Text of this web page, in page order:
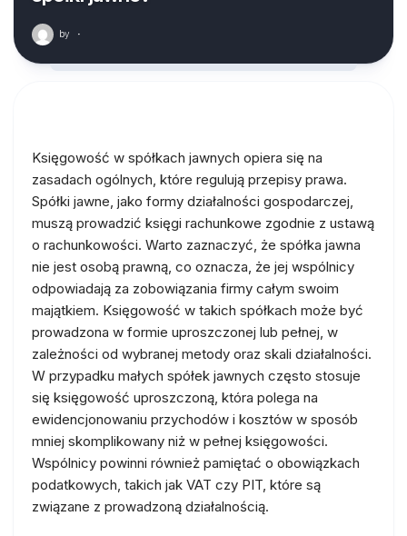
by ·
Księgowość w spółkach jawnych opiera się na
zasadach ogólnych, które regulują przepisy prawa.
Spółki jawne, jako formy działalności gospodarczej,
muszą prowadzić księgi rachunkowe zgodnie z ustawą
o rachunkowości. Warto zaznaczyć, że spółka jawna
nie jest osobą prawną, co oznacza, że jej wspólnicy
odpowiadają za zobowiązania firmy całym swoim
majątkiem. Księgowość w takich spółkach może być
prowadzona w formie uproszczonej lub pełnej, w
zależności od wybranej metody oraz skali działalności.
W przypadku małych spółek jawnych często stosuje
się księgowość uproszczoną, która polega na
ewidencjonowaniu przychodów i kosztów w sposób
mniej skomplikowany niż w pełnej księgowości.
Wspólnicy powinni również pamiętać o obowiązkach
podatkowych, takich jak VAT czy PIT, które są
związane z prowadzoną działalnością.